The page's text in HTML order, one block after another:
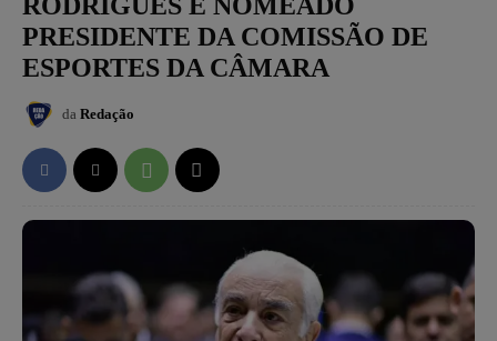
RODRIGUES É NOMEADO
PRESIDENTE DA COMISSÃO DE
ESPORTES DA CÂMARA
da Redação